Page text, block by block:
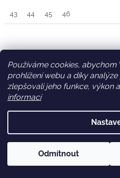
Používáme cookies, abychom
prohlížení webu a díky
zlepšovali jeho funkce, výkon
informací
Odmítnout
43 44 45 46